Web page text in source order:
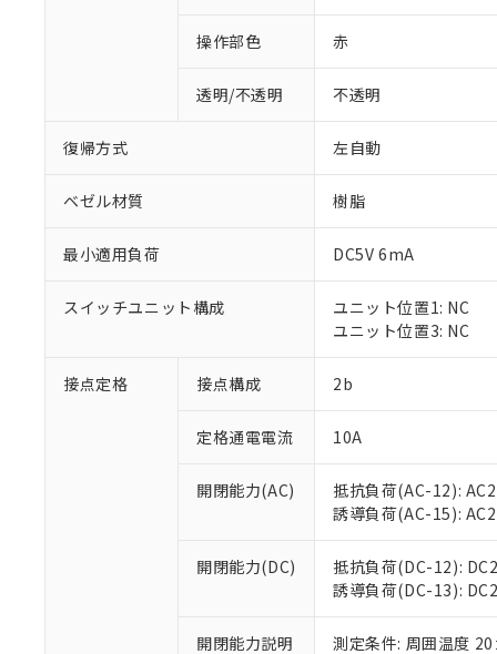
操作部色 赤
透明/不透明 不透明
復帰方式 左自動
ベゼル材質 樹脂
最小適用負荷 DC5V 6mA
スイッチユニット構成
ユニット位置1: NC
ユニット位置3: NC
接点定格 接点構成 2b
定格通電電流 10A
開閉能力(AC)
抵抗負荷(AC-12):
誘導負荷(AC-15):
開閉能力(DC)
抵抗負荷(DC-12):
誘導負荷(DC-13):
開閉能力説明 測定条件: 周囲温度
本サービス
くものです。
当社制御機
在庫状況お
のであり、
い。
正式な納期
※1 対応状況
対応済み：EU
対応予定：EU
対応予定なし：
仕入先様の事情に
があります。
*EU RoHS指令（10物質
鉛(Pb) 1000ppm以下、
六価クロム(Cr(Ⅵ))
フタル酸ビス(2-エチル
ル（DBP） 1000ppm
但し、RoHS指令で産
フタル酸エステル類の
※1 中国
「○」：最大均質
「×」：最大均質
「－」：未確認で
*中国RoHS10物質の基
Pb(鉛) :1000ppm、
Cr(Ⅵ)(六価クロム) :
当社は、こ
う）を輸出
などの必要
当社は規制
ます。
当社は貴社
置等に一切
説明
一定数